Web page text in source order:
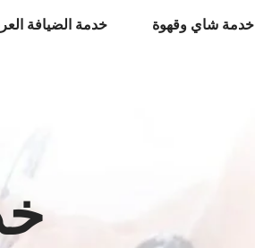
خدمة شاي وقهوة خدمة الضيافة